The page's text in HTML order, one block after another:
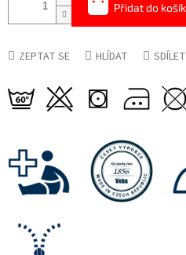
Přidat do
ZEPTAT SE HLÍDAT SDÍLET